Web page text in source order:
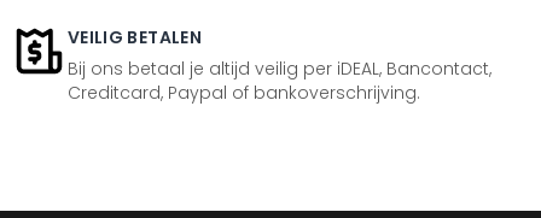
VEILIG BETALEN
Bij ons betaal je altijd veilig per iDEAL, Bancontact,
Creditcard, Paypal of bankoverschrijving.